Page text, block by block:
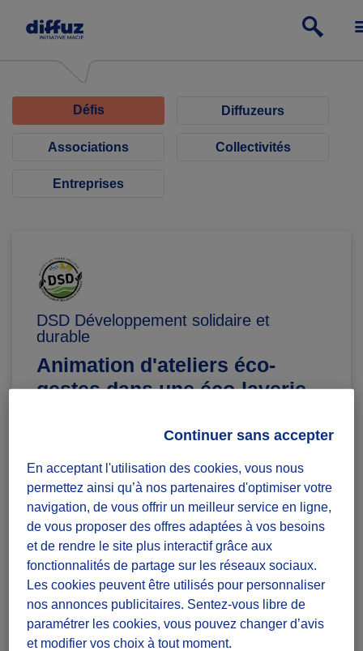
Défis Diffuzeurs
Associations Collectivités
Entreprises
DSD Développement solidaire et
durable
Animation d'ateliers éco-
gestes dans une éco-laverie
100 souhaités
Montpellier
défi projet
Badges à récolter
En acceptant l'utilisation des cookies, vous nous
permettez ainsi qu’à nos partenaires d'optimiser votre
navigation, de vous offrir un meilleur service en ligne,
de vous proposer des offres adaptées à vos besoins
et de rendre le site plus interactif grâce aux
fonctionnalités de partage sur les réseaux sociaux.
Les cookies peuvent être utilisés pour personnaliser
nos annonces publicitaires. Sentez-vous libre de
paramétrer les cookies, vous pouvez changer d’avis
et modifier vos choix à tout moment.
Continuer sans accepter